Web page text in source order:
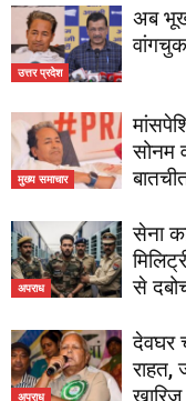
उत्तर प्रदेश
अब
मुख्य समाचार
सोनम
अपराध
सेना
से
अपराध
देवघर
राहत,